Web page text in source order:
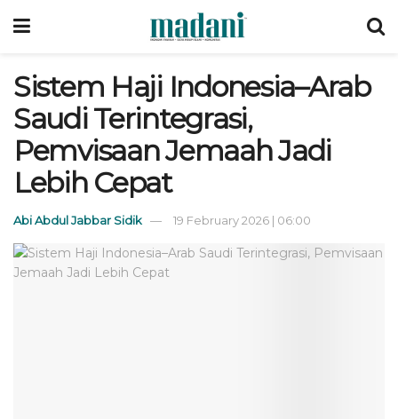
Sistem Haji Indonesia–Arab
Saudi Terintegrasi,
Pemvisaan Jemaah Jadi
Lebih Cepat
Abi Abdul Jabbar Sidik 19 February 2026 | 06:00